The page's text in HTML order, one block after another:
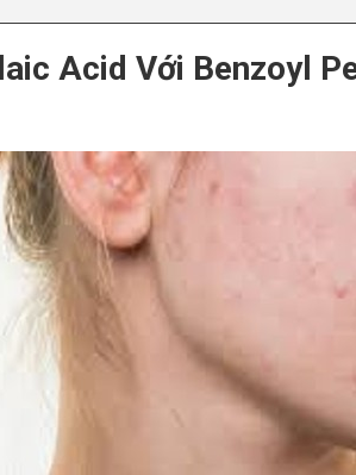
Acid Với Benzoyl